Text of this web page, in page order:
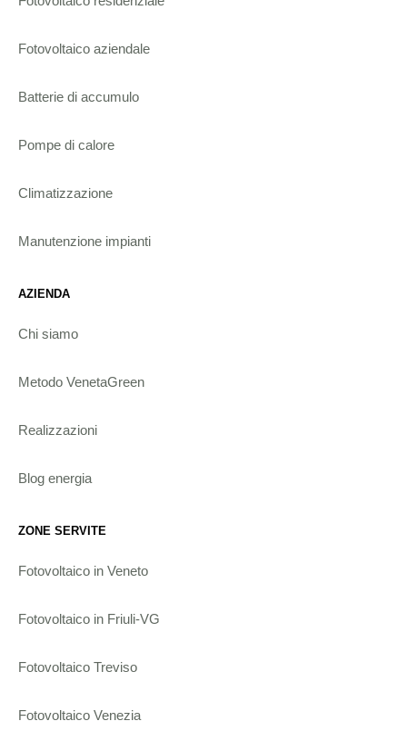
Fotovoltaico aziendale
Batterie di accumulo
Pompe di calore
Climatizzazione
Manutenzione impianti
AZIENDA
Chi siamo
Metodo VenetaGreen
Realizzazioni
Blog energia
ZONE SERVITE
Fotovoltaico in Veneto
Fotovoltaico in Friuli-VG
Fotovoltaico Treviso
Fotovoltaico Venezia